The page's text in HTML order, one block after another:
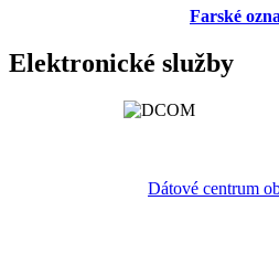
Farské
Elektronické služby
Dátové centrum